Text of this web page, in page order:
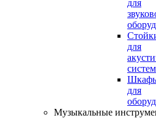
для
для
систем
для
Музыкальные